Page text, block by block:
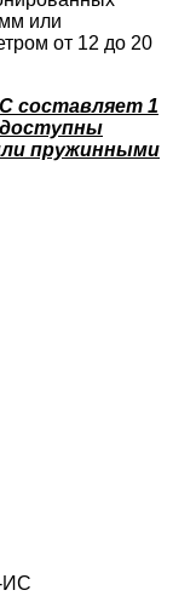
или
от 12 до 20
составляет 1
доступны
пружинными
ИС